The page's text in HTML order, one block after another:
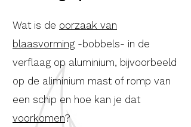
Wat is de oorzaak van
blaasvorming -bobbels- in de
verflaag op aluminium, bijvoorbeeld
op de aliminium mast of romp van
een schip en hoe kan je dat
voorkomen?